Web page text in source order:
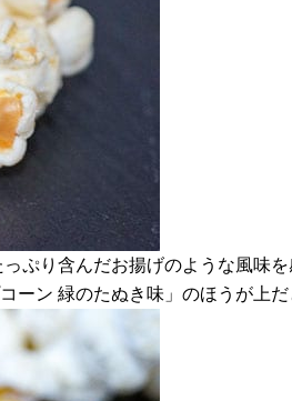
ぷり含んだお揚げのような風
ーン 緑のたぬき味」のほうが上だ